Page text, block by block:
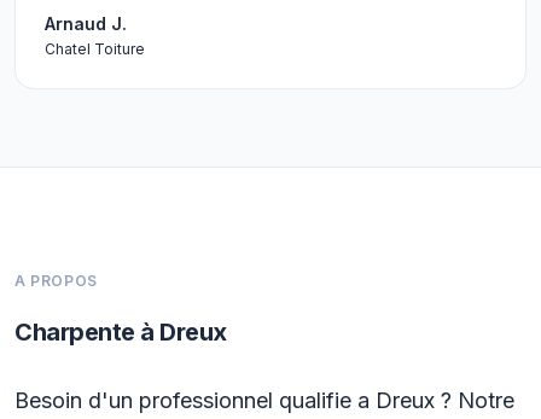
Arnaud J.
Chatel Toiture
A PROPOS
Charpente à Dreux
Besoin d'un professionnel qualifie a Dreux ? Notre